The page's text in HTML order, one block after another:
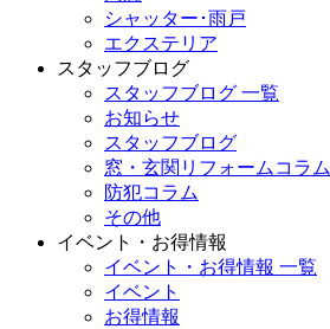
シャッター･雨戸
エクステリア
スタッフブログ
スタッフブログ 一覧
お知らせ
スタッフブログ
窓・玄関リフォームコラム
防犯コラム
その他
イベント・お得情報
イベント・お得情報 一覧
イベント
お得情報